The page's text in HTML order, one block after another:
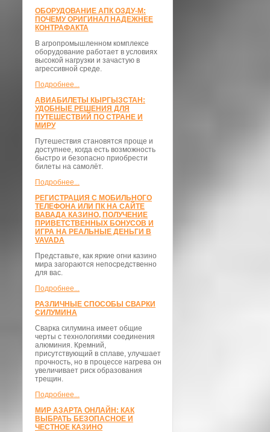
ОБОРУДОВАНИЕ АПК ОЗДУ-М:
ПОЧЕМУ ОРИГИНАЛ НАДЕЖНЕЕ
КОНТРАФАКТА
В агропромышленном комплексе
оборудование работает в условиях
высокой нагрузки и зачастую в
агрессивной среде.
Подробнее...
АВИАБИЛЕТЫ КЫРГЫЗСТАН:
УДОБНЫЕ РЕШЕНИЯ ДЛЯ
ПУТЕШЕСТВИЙ ПО СТРАНЕ И
МИРУ
Путешествия становятся проще и
доступнее, когда есть возможность
быстро и безопасно приобрести
билеты на самолёт.
Подробнее...
РЕГИСТРАЦИЯ С МОБИЛЬНОГО
ТЕЛЕФОНА ИЛИ ПК НА САЙТЕ
ВАВАДА КАЗИНО, ПОЛУЧЕНИЕ
ПРИВЕТСТВЕННЫХ БОНУСОВ И
ИГРА НА РЕАЛЬНЫЕ ДЕНЬГИ В
VAVADA
Представьте, как яркие огни казино
мира загораются непосредственно
для вас.
Подробнее...
РАЗЛИЧНЫЕ СПОСОБЫ СВАРКИ
СИЛУМИНА
Сварка силумина имеет общие
черты с технологиями соединения
алюминия. Кремний,
присутствующий в сплаве, улучшает
прочность, но в процессе нагрева он
увеличивает риск образования
трещин.
Подробнее...
МИР АЗАРТА ОНЛАЙН: КАК
ВЫБРАТЬ БЕЗОПАСНОЕ И
ЧЕСТНОЕ КАЗИНО